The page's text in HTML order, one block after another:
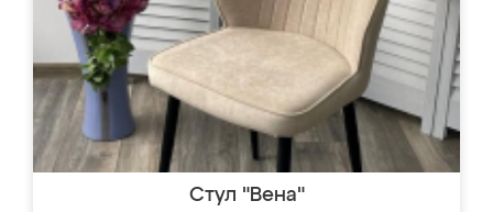
Стул "Вена"